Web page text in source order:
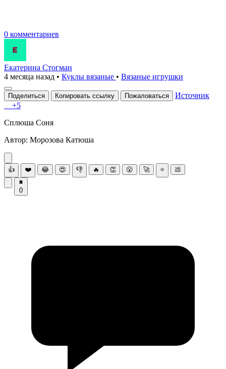
0 комментариев
Екатерина Стогман
4 месяца назад • Куклы вязаные • Вязаные игрушки
Поделиться Копировать ссылку Пожаловаться
Источник
+5
Сплюшa Соня
Автоp: Мopoзoва Катюша
👍 ❤️ 😂 😍 👎 🔥 👏 😮 🚀 ⭐ 💩
0